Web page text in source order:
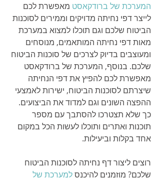
המערכת של ברודקאסט מאפשרת לכם
לייצר דפי נחיתה מדויקים וממירים לסוכנות
הביטוח שלכם וגם תוכלו למצוא במערכת
מאות דפי נחיתה המותאמים, מנוסחים
ומעוצבים בדיוק לצרכים של סוכנות הביטוח
שלכם. בנוסף, המערכת של ברודקאסט
מאפשרת לכם להפיץ את דפי הנחיתה
שיצרתם לסוכנות הביטוח, ישירות לאמצעי
ההפצה השונים וגם למדוד את הביצועים.
כך שלא תצטרכו להסתבך עם מספר
תוכנות ואתרים ותוכלו לעשות הכל במקום
אחד בקלות וביעילות.
רוצים ליצור דף נחיתה לסוכנות הביטוח
שלכם? מוזמנים להיכנס למערכת של